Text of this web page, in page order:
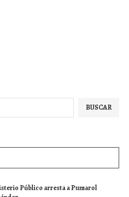
BUSCAR
Público arresta a Pumarol